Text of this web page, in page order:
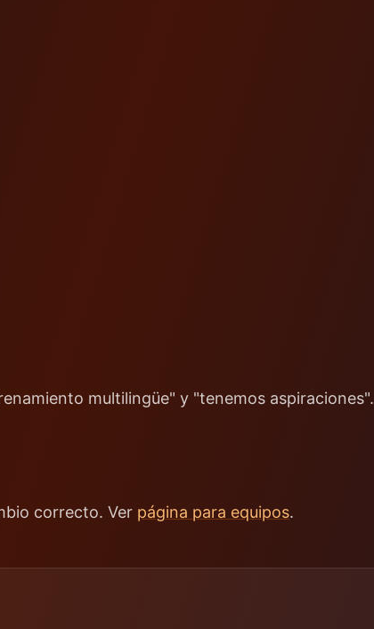
multilingüe" y "tenemos aspiraciones".
correcto. Ver página para equipos.